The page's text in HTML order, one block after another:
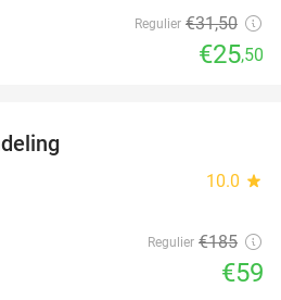
Regulier €31,50
€25,50
10.0 star
Regulier €185
€59